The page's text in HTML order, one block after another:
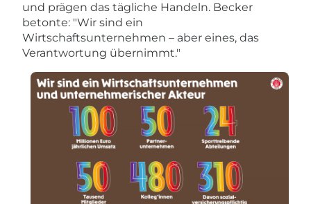
und prägen das tägliche Handeln. Becker
betonte: "Wir sind ein
Wirtschaftsunternehmen – aber eines, das
Verantwortung übernimmt."